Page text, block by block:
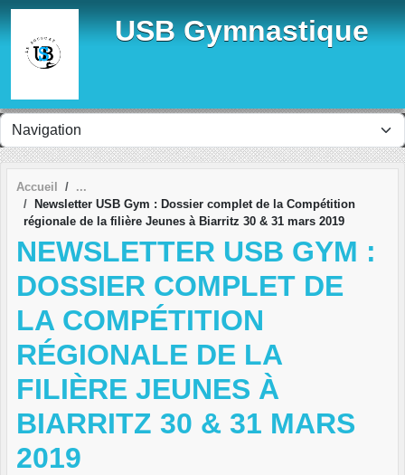
USB Gymnastique
Accueil
Newsletter USB Gym : Dossier complet de la Compétition
régionale de la filière Jeunes à Biarritz 30 & 31 mars 2019
NEWSLETTER USB GYM :
DOSSIER COMPLET DE
LA COMPÉTITION
RÉGIONALE DE LA
FILIÈRE JEUNES À
BIARRITZ 30 & 31 MARS
2019
Panneau de gestion des cookies